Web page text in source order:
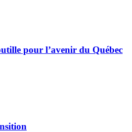
pour l’avenir du Québec